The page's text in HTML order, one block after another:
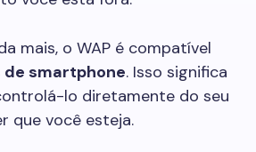
mais, o WAP é compatível
smartphone. Isso significa
lo diretamente do seu
que você esteja.